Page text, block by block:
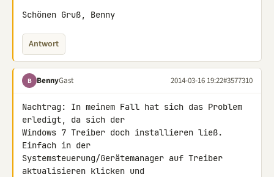
Schönen Gruß, Benny
Antwort
B BennyGast 2014-03-16 19:22#3577310
Nachtrag: In meinem Fall hat sich das Problem
erledigt, da sich der
Windows 7 Treiber doch installieren ließ.
Einfach in der
Systemsteuerung/Gerätemanager auf Treiber
aktualisieren klicken und